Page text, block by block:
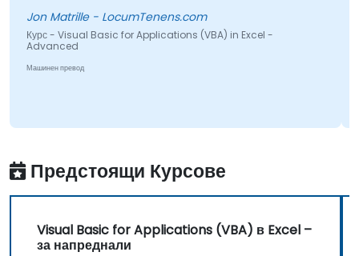
Jon Matrille - LocumTenens.com
Курс - Visual Basic for Applications (VBA) in Excel -
Advanced
Машинен превод
Предстоящи Курсове
Visual Basic for Applications (VBA) в Excel –
за напреднали